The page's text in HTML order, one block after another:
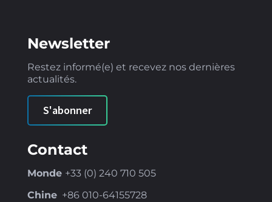
Newsletter
Restez informé(e) et recevez nos dernières
actualités.
S'abonner
Contact
Monde +33 (0) 240 710 505
Chine+86 010-64155728